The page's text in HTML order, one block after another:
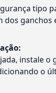
tipo
dos
instale o
o